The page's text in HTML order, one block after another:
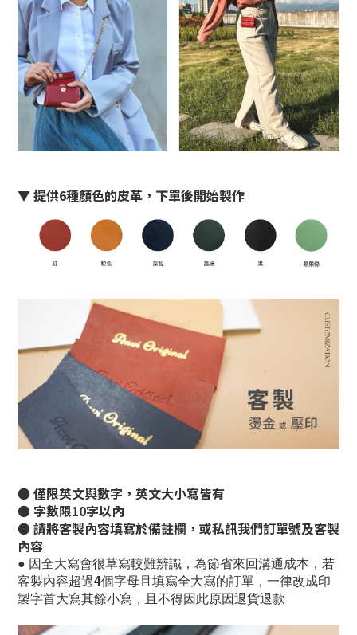
▼ 提供6種顏色的皮革，下單後開始製作
● 僅限英文與數字，英文大小寫皆有
● 字數限10字以內
● 請將客製內容填寫於備註欄，或私訊我們訂單號及客製
內容
● 因全大寫會很草寫較難辨識，為節省來回溝通成本，若
客製內容超過4個字母且填寫全大寫的訂單，一律改成印
製字首大寫其餘小寫，且不得因此原因退貨退款